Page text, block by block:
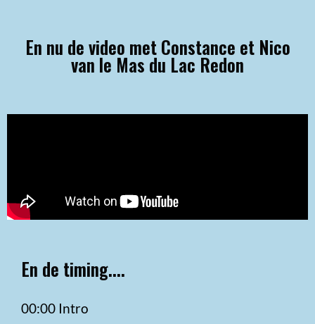
En nu de video met Constance et Nico
van le Mas du Lac Redon
En de timing....
00:00 Intro